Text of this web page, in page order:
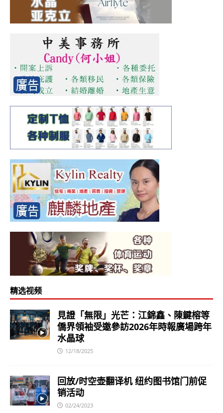
精选视频
見證「無限」光芒：江錦鑫、陳鍵榕等
僑界領袖受邀參訪2026年時報廣場跨年
水晶球
12/18/2025
回放/时空壶翻译机 纽约图书馆门前促
销活动
02/24/2023